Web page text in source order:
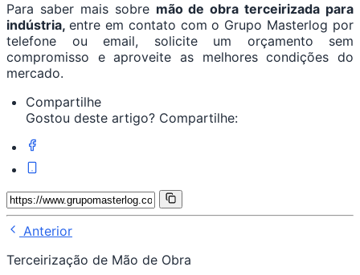
Para saber mais sobre mão de obra terceirizada para
indústria, entre em contato com o Grupo Masterlog por
telefone ou email, solicite um orçamento sem
compromisso e aproveite as melhores condições do
mercado.
Compartilhe
Gostou deste artigo? Compartilhe:
Anterior
Terceirização de Mão de Obra